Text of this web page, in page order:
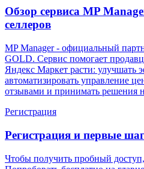
Обзор сервиса MP
селлеров
MP Manager - официальный
GOLD. Сервис помогает
Яндекс Маркет расти: улучшать
автоматизировать управление
отзывами и принимать решения
Регистрация
Регистрация и первые
Чтобы получить пробный